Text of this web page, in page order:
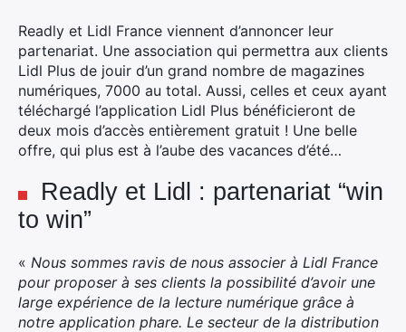
Readly et Lidl France viennent d’annoncer leur
partenariat. Une association qui permettra aux clients
Lidl Plus de jouir d’un grand nombre de magazines
numériques, 7000 au total. Aussi, celles et ceux ayant
téléchargé l’application Lidl Plus bénéficieront de
deux mois d’accès entièrement gratuit ! Une belle
offre, qui plus est à l’aube des vacances d’été…
Readly et Lidl : partenariat “win
to win”
« Nous sommes ravis de nous associer à Lidl France
pour proposer à ses clients la possibilité d’avoir une
large expérience de la lecture numérique grâce à
notre application phare. Le secteur de la distribution